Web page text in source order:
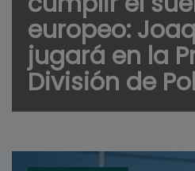
europeo:
jugará en la
División de